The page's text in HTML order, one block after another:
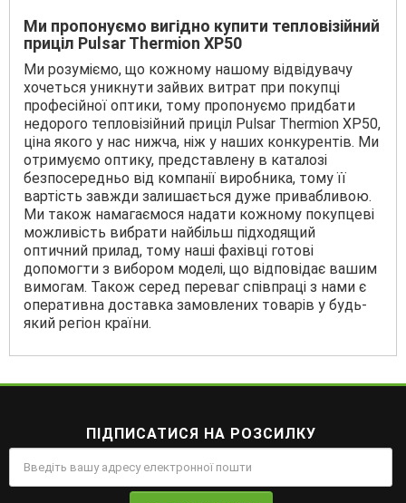
Ми пропонуємо вигідно купити тепловізійний
приціл Pulsar Thermion XP50
Ми розуміємо, що кожному нашому відвідувачу
хочеться уникнути зайвих витрат при покупці
професійної оптики, тому пропонуємо придбати
недорого тепловізійний приціл Pulsar Thermion XP50,
ціна якого у нас нижча, ніж у наших конкурентів. Ми
отримуємо оптику, представлену в каталозі
безпосередньо від компанії виробника, тому її
вартість завжди залишається дуже привабливою.
Ми також намагаємося надати кожному покупцеві
можливість вибрати найбільш підходящий
оптичний прилад, тому наші фахівці готові
допомогти з вибором моделі, що відповідає вашим
вимогам. Також серед переваг співпраці з нами є
оперативна доставка замовлених товарів у будь-
який регіон країни.
ПІДПИСАТИСЯ НА РОЗСИЛКУ